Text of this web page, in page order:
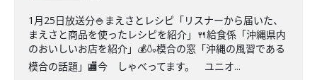
1月25日放送分🍚まえさとレシピ「リスナーから届いた、
まえさと商品を使ったレシピを紹介」🍴給食係「沖縄県内
のおいしいお店を紹介」💰🍶模合の窓「沖縄の風習である
模合の話題」🏬今 しゃべってます。 ユニオ...